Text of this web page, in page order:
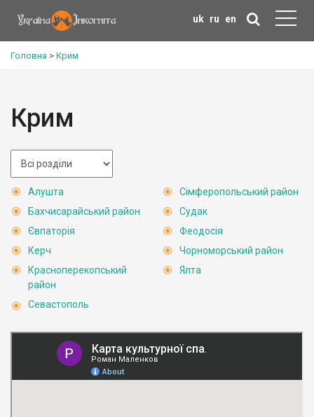
uk ru en
Головна > Крим
Крим
Алушта
Бахчисарайський район
Євпаторія
Керч
Красноперекопський
район
Севастополь
Сімферопольський район
Судак
Феодосія
Чорноморський район
Ялта